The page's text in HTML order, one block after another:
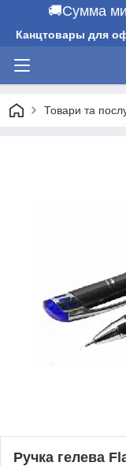
🚚Сумма
Канцтовары для
Товари та
Ручка гелева